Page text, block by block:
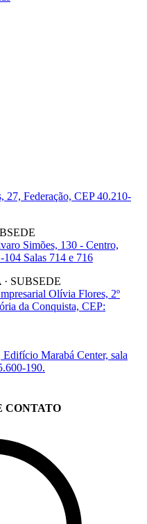
27, Federação, CEP 40.210-
Simões, 130 - Centro,
Salas 714 e 716
SUBSEDE
Olívia Flores, 2º
da Conquista, CEP:
Marabá Center, sala
190.
CONTATO